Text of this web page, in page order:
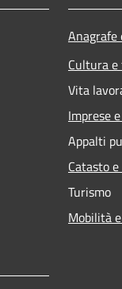
Cultura
Vita
Imprese
Appalti
Catasto
Turismo
Mobilità